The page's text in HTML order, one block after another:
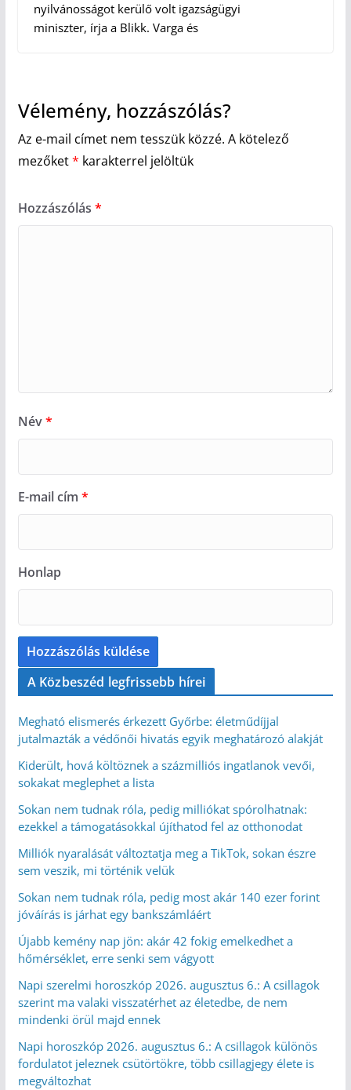
nyilvánosságot kerülő volt igazságügyi
miniszter, írja a Blikk. Varga és
Vélemény, hozzászólás?
Az e-mail címet nem tesszük közzé. A kötelező
mezőket* karakterrel jelöltük
Hozzászólás *
Név*
E-mail cím *
Honlap
A Közbeszéd legfrissebb hírei
Megható elismerés érkezett Győrbe: életműdíjjal
jutalmazták a védőnői hivatás egyik meghatározó alakját
Kiderült, hová költöznek a százmilliós ingatlanok vevői,
sokakat meglephet a lista
Sokan nem tudnak róla, pedig milliókat spórolhatnak:
ezekkel a támogatásokkal újíthatod fel az otthonodat
Milliók nyaralását változtatja meg a TikTok, sokan észre
sem veszik, mi történik velük
Sokan nem tudnak róla, pedig most akár 140 ezer forint
jóváírás is járhat egy bankszámláért
Újabb kemény nap jön: akár 42 fokig emelkedhet a
hőmérséklet, erre senki sem vágyott
Napi szerelmi horoszkóp 2026. augusztus 6.: A csillagok
szerint ma valaki visszatérhet az életedbe, de nem
mindenki örül majd ennek
Napi horoszkóp 2026. augusztus 6.: A csillagok különös
fordulatot jeleznek csütörtökre, több csillagjegy élete is
megváltozhat